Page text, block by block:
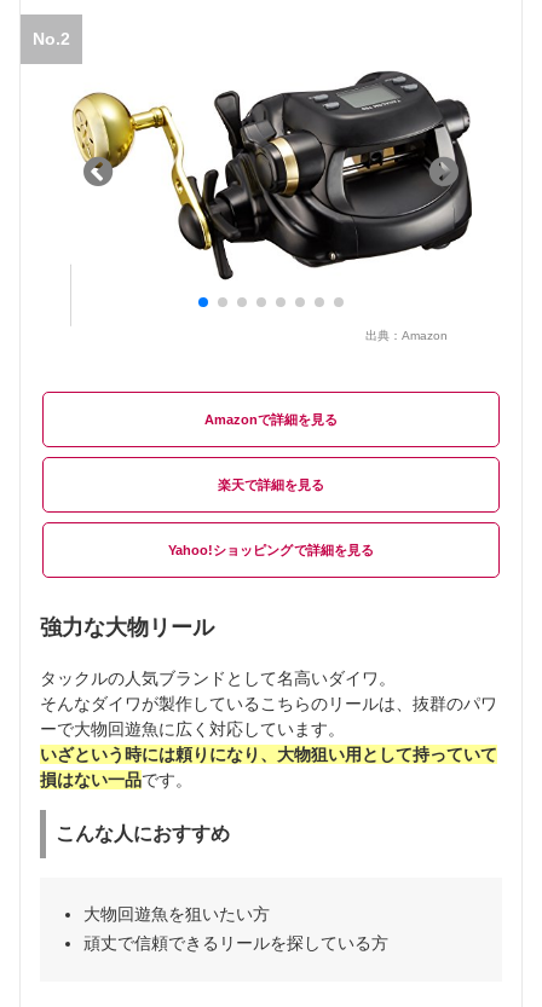
No.2
出典： Amazon
Amazon
楽天
Yahoo!ショッピング
強力な大物リール
タックルの人気ブランドとして名高いダイワ。
そんなダイワが製作しているこちらのリールは、抜群のパワ
ーで大物回遊魚に広く対応しています。
いざという時には頼りになり、大物狙い用として持っていて
損はない一品です。
こんな人におすすめ
大物回遊魚を狙いたい方
頑丈で信頼できるリールを探している方